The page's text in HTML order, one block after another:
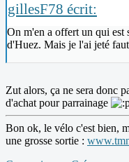
gillesF78 écrit:
On m'en a offert un qui
d'Huez. Mais je l'ai jeté
Zut alors, ça ne sera donc
d'achat pour parrainage
Bon ok, le vélo c'est bien,
une grosse sortie :